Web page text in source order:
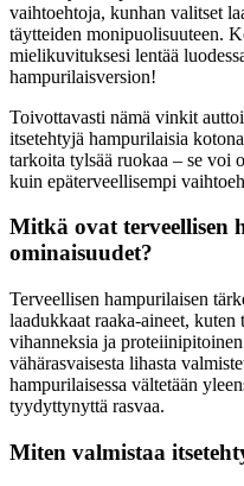
vaihtoehtoja, kunhan valitset
täytteiden monipuolisuuteen.
mielikuvituksesi lentää
hampurilaisversion!
Toivottavasti nämä vinkit
itsetehtyjä hampurilaisia
tarkoita tylsää ruokaa – se voi
kuin epäterveellisempi
Mitkä ovat terveellisen
ominaisuudet?
Terveellisen hampurilaisen
laadukkaat raaka-aineet, kuten
vihanneksia ja
vähärasvaisesta lihasta
hampurilaisessa vältetään
tyydyttynyttä rasvaa.
Miten valmistaa